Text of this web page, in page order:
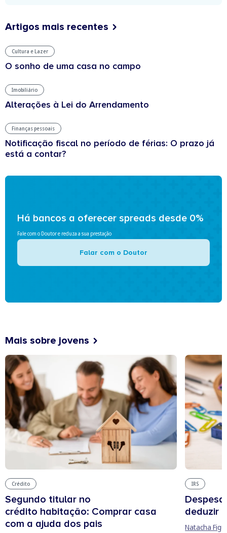
Artigos mais recentes
Cultura e Lazer
O sonho de uma casa no campo
Imobiliário
Alterações à Lei do Arrendamento
Finanças pessoais
Notificação fiscal no período de férias: O prazo já
está a contar?
Há bancos a oferecer spreads desde 0%
Fale com o Doutor e reduza a sua prestação
Falar com o Doutor
Mais sobre jovens
Crédito
Segundo titular no
crédito habitação: Comprar casa
com a ajuda dos pais
IRS
deduzir
Natacha